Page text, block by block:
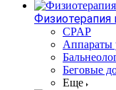
Физиотерапия
CPAP
Аппараты
Беговые
Еще